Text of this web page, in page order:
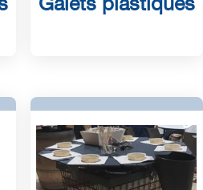
Galets plastiques